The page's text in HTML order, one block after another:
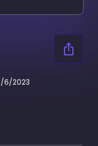
6/2023